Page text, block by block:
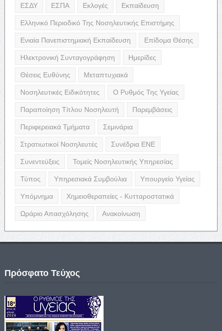
ΕΣΔΥ ΕΣΠΑ Εκλογές Εκπαίδευση
Ελληνικό Περιοδικό Της Νοσηλευτικής Επιστήμης
Ενιαία Πανεπιστημιακή Εκπαίδευση Επίδομα Θέσης
Ηλεκτρονική Συνταγογράφηση Ημερίδες
Θέσεις Ευθύνης Μεταπτυχιακά
Νοσηλευτικές Ειδικότητες Ο Ρυθμός Της Υγείας
Παραποίηση Τίτλου Νοσηλευτή Παρεμβάσεις
Περιφερειακά Τμήματα Σεμινάρια
Στρατιωτικοί Νοσηλευτές Συνέδρια ΕΝΕ
Συνεντεύξεις Τομείς Νοσηλευτικής Υπηρεσίας
Τύπος Υπηρεσιακά Συμβούλια Υπουργείο Υγείας
Υπόμνημα Χημειοθεραπείες - Κυτταροστατικά
Ωράριο Απασχόλησης Ανακοίνωση
Πρόσφατο Τεύχος